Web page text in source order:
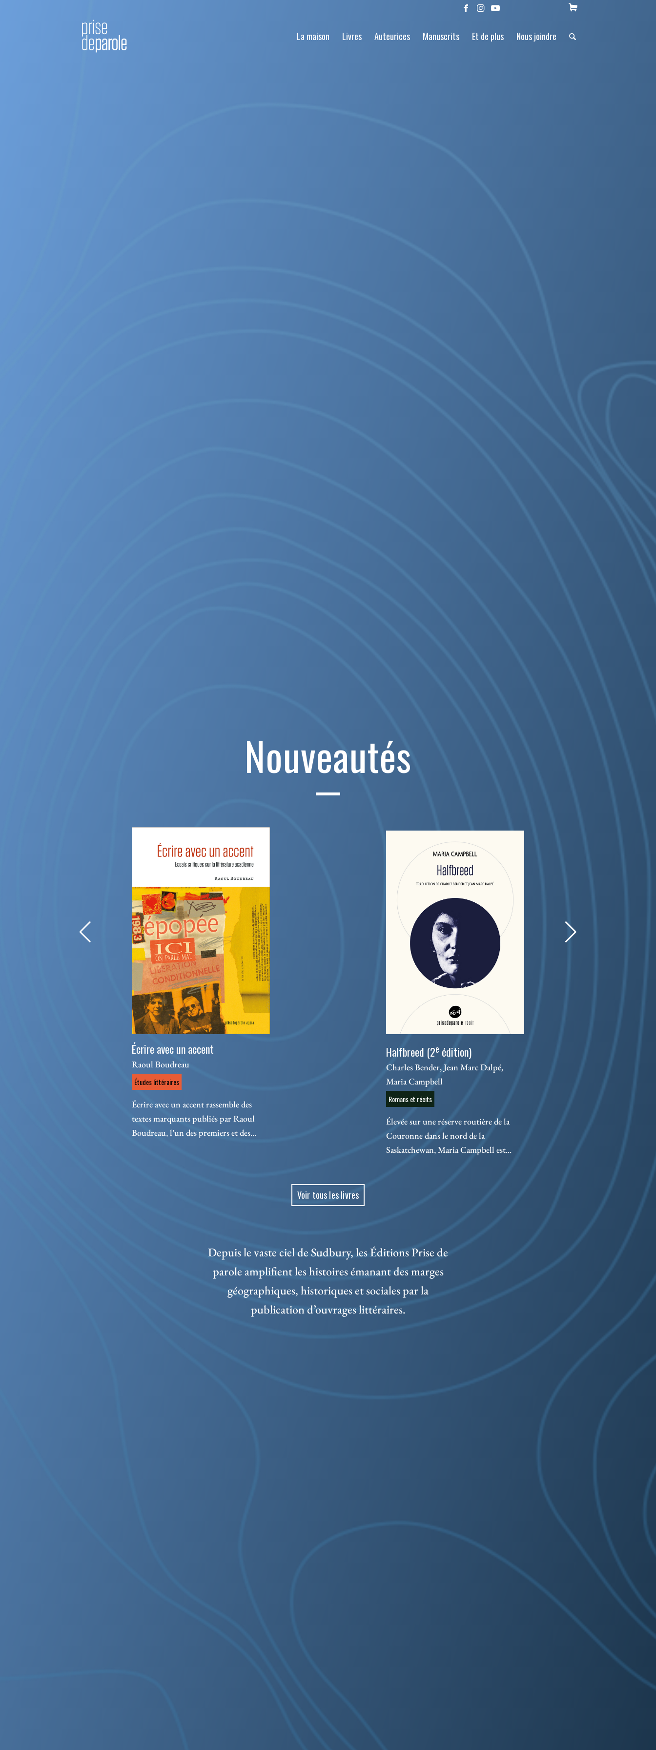
La maison Livres Auteurices Manuscrits Et de plus Nous joindre
Nouveautés
Écrire avec un accent
Raoul Boudreau
Études littéraires
Écrire avec un accent rassemble des
textes marquants publiés par Raoul
Boudreau, l’un des premiers et des...
Halfbreed (2e édition)
Charles Bender, Jean Marc Dalpé,
Maria Campbell
Romans et récits
Élevée sur une réserve routière de la
Couronne dans le nord de la
Saskatchewan, Maria Campbell est...
Voir tous les livres
Depuis le vaste ciel de Sudbury, les Éditions Prise de
parole amplifient les histoires émanant des marges
géographiques, historiques et sociales par la
publication d’ouvrages littéraires.